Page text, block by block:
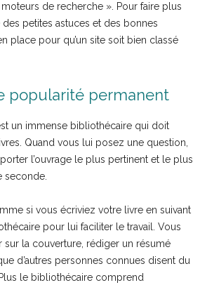
de recherche ». Pour faire plus
des petites astuces et des bonnes
place pour qu’un site soit bien classé
popularité permanent
un immense bibliothécaire qui doit
Quand vous lui posez une question,
l’ouvrage le plus pertinent et le plus
seconde.
si vous écriviez votre livre en suivant
pour lui faciliter le travail. Vous
sur la couverture, rédiger un résumé
d’autres personnes connues disent du
le bibliothécaire comprend